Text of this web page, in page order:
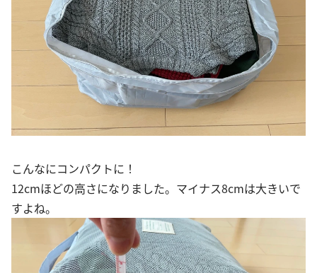
こんなにコンパクトに！
12cmほどの高さになりました。マイナス8cmは大きいで
すよね。